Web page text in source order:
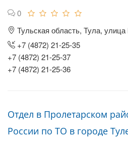
0
Тульская область, Тула,
+7 (4872) 21-25-35
+7 (4872) 21-25-37
+7 (4872) 21-25-36
Отдел в Пролетарском
России по ТО в городе